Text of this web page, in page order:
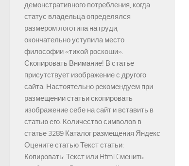
демонстративного потребления, когда
статус владельца определялся
размером логотипа на груди,
окончательно уступила место
философии «тихой роскоши».
Скопировать Внимание! В статье
присутствует изображение с другого
сайта. Настоятельно рекомендуем при
размещении статьи скопировать
изображение себе на сайт и вставить в
статью его. Количество символов в
статье 3289 Каталог размещения Яндекс
Оцените статью Текст статьи:
Копировать: Текст или Html Cменить